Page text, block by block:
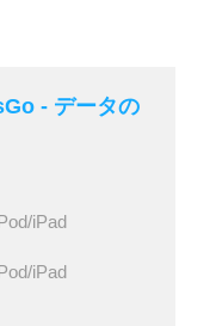
- データの
iPad
iPad